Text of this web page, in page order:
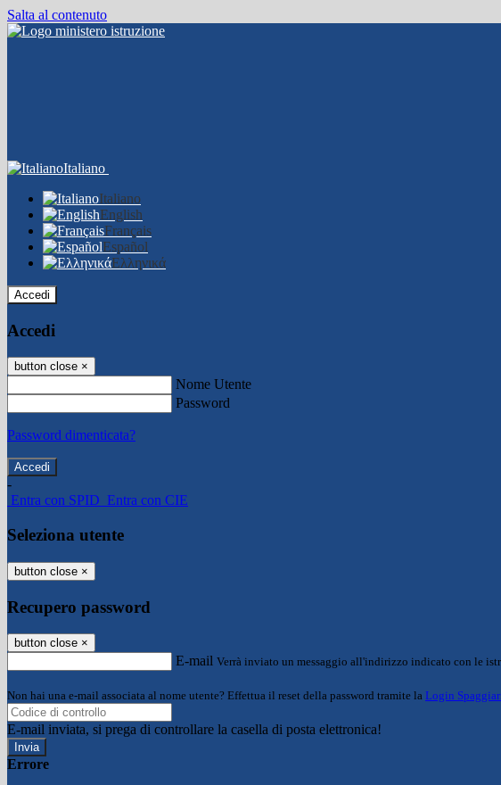
Salta al contenuto
Italiano
Italiano
English
Français
Español
Ελληνικά
Accedi
Accedi
button close ×
Nome Utente
Password
Password dimenticata?
-
Entra con SPID Entra con CIE
Seleziona utente
button close ×
Recupero password
button close ×
E-mail Verrà inviato un messaggio all'indirizzo indicato con le
Non hai una e-mail associata al nome utente? Effettua il reset della password tramite la Login
E-mail inviata, si prega di controllare la casella di posta elettronica!
Errore